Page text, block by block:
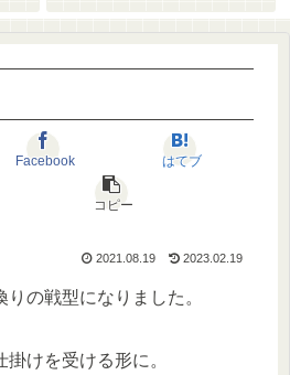
Facebook はてブ
コピー
2021.08.19 2023.02.19
の戦型になりました。
けを受ける形に。